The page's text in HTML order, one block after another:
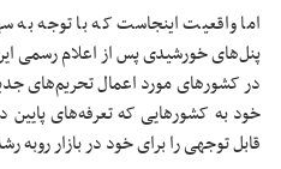
اما واقعیت اینجاست که با توجه به
پنل‌های خورشیدی پس از اعلام رسمی
در کشورهای مورد اعمال تحریم‌های
خود به کشورهایی که تعرفه‌های پایین
قابل توجهی را برای خود در بازار روبه